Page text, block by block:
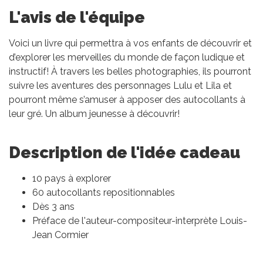
L'avis de l'équipe
Voici un livre qui permettra à vos enfants de découvrir et
d’explorer les merveilles du monde de façon ludique et
instructif! À travers les belles photographies, ils pourront
suivre les aventures des personnages Lulu et Lila et
pourront même s’amuser à apposer des autocollants à
leur gré. Un album jeunesse à découvrir!
Description de l'idée cadeau
10 pays à explorer
60 autocollants repositionnables
Dès 3 ans
Préface de l'auteur-compositeur-interprète Louis-
Jean Cormier